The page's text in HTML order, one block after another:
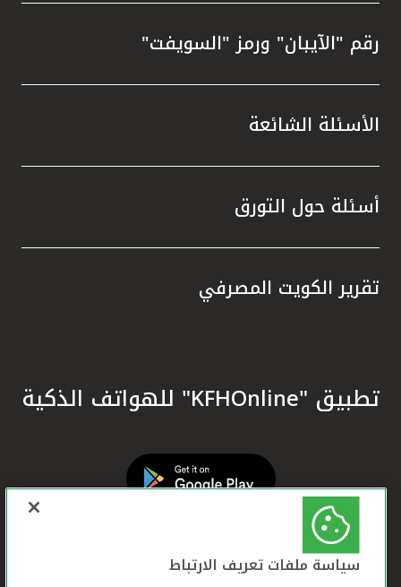
رقم "الآيبان" ورمز "السويفت"
الأسئلة الشائعة
أسئلة حول التورق
تقرير الكويت المصرفي
تطبيق "KFHOnline" للهواتف الذكية
سياسة ملفات تعريف الارتباط